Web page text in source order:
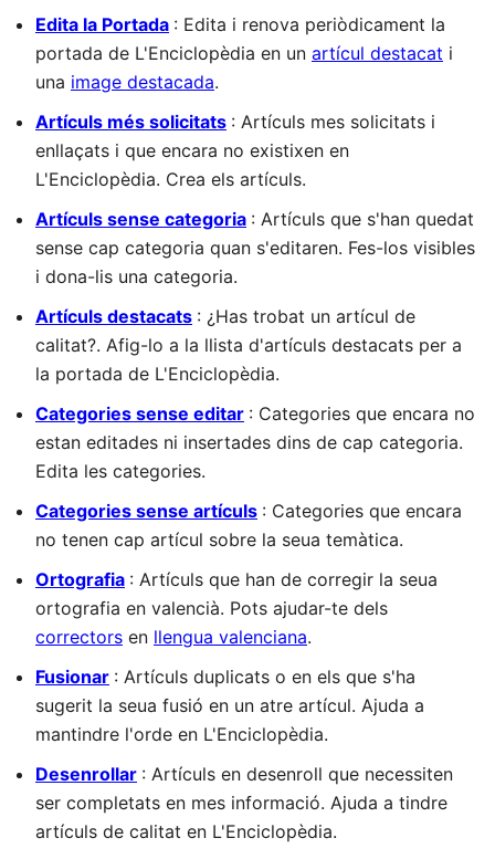
Edita la Portada : Edita i renova periòdicament la
portada de L'Enciclopèdia en un artícul destacat i
una image destacada.
Artículs més solicitats : Artículs mes solicitats i
enllaçats i que encara no existixen en
L'Enciclopèdia. Crea els artículs.
Artículs sense categoria : Artículs que s'han quedat
sense cap categoria quan s'editaren. Fes-los visibles
i dona-lis una categoria.
Artículs destacats : ¿Has trobat un artícul de
calitat?. Afig-lo a la llista d'artículs destacats per a
la portada de L'Enciclopèdia.
Categories sense editar : Categories que encara no
estan editades ni insertades dins de cap categoria.
Edita les categories.
Categories sense artículs : Categories que encara
no tenen cap artícul sobre la seua temàtica.
Ortografia : Artículs que han de corregir la seua
ortografia en valencià. Pots ajudar-te dels
correctors en llengua valenciana.
Fusionar : Artículs duplicats o en els que s'ha
sugerit la seua fusió en un atre artícul. Ajuda a
mantindre l'orde en L'Enciclopèdia.
Desenrollar : Artículs en desenroll que necessiten
ser completats en mes informació. Ajuda a tindre
artículs de calitat en L'Enciclopèdia.